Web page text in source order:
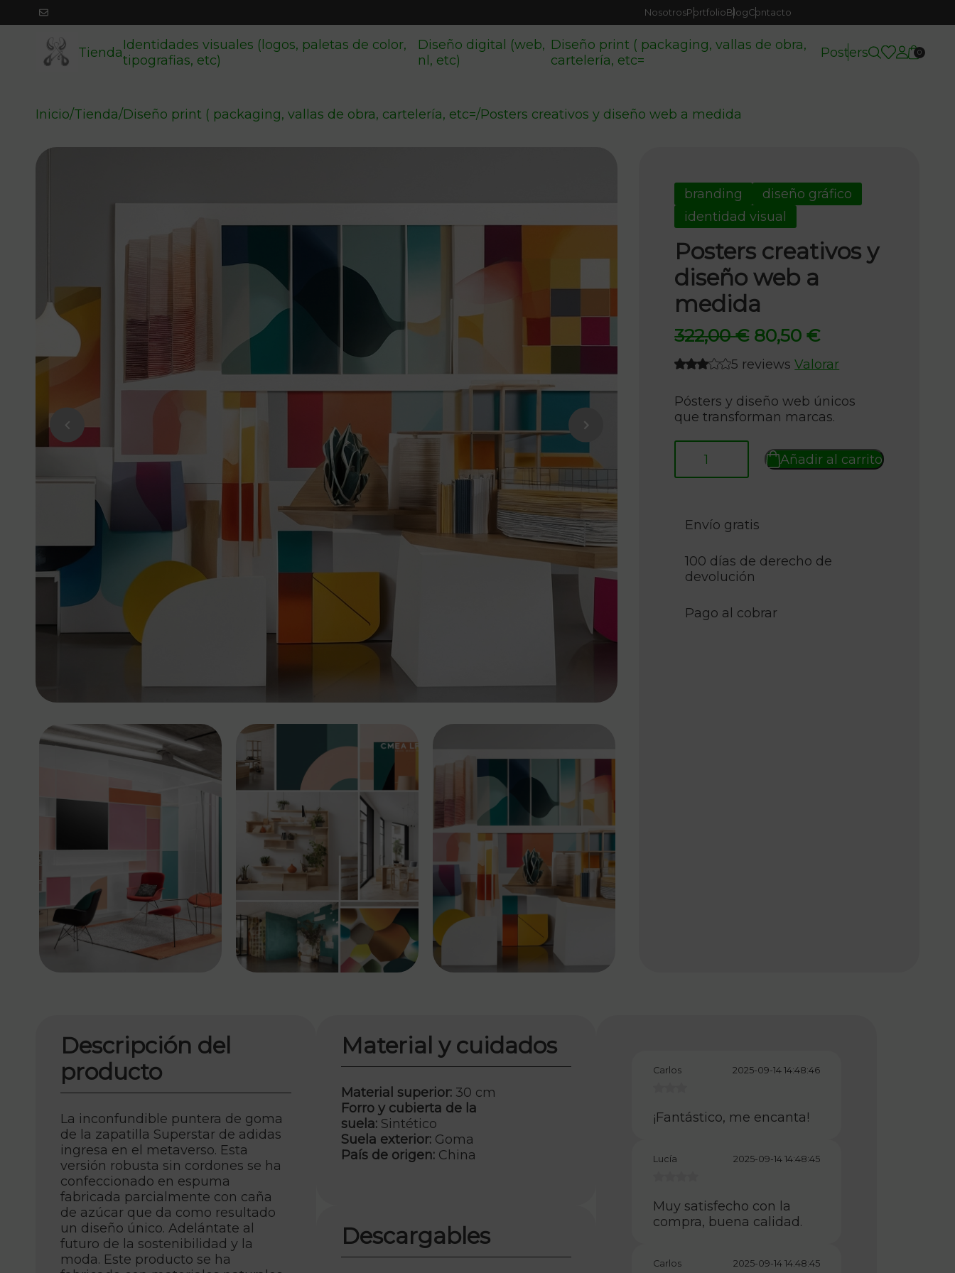
NosotrosPortfolioBlogContacto
TiendaIdentidades visuales (logos, paletas de color,
tipografias, etc)
Diseño digital (web,
nl, etc)
Diseño print ( packaging, vallas de obra,
cartelería, etc=
Posters 0
Inicio/Tienda/Diseño print ( packaging, vallas de obra, cartelería, etc=/Posters creativos y diseño web a medida
branding
diseño gráfico
identidad visual
Posters creativos y
diseño web a
medida
322,00€ El
precio
original
era:
322,00 €.
80,50€El
precio
actual
es:
80,50 €.
5 reviewsValorar
Pósters y diseño web únicos
que transforman marcas.
Añadir al carrito
Envío gratis
100 días de derecho de
devolución
Pago al cobrar
Descripción del
producto
La inconfundible puntera de goma
de la zapatilla Superstar de adidas
ingresa en el metaverso. Esta
versión robusta sin cordones se ha
confeccionado en espuma
fabricada parcialmente con caña
de azúcar que da como resultado
un diseño único. Adelántate al
futuro de la sostenibilidad y la
moda. Este producto se ha
Material y cuidados
Material superior:30 cm
Forro y cubierta de la
suela:Sintético
Suela exterior:Goma
País de origen:China
Descargables
Carlos 2025-09-14 14:48:46
¡Fantástico, me encanta!
Lucía 2025-09-14 14:48:45
Muy satisfecho con la
compra, buena calidad.
Carlos 2025-09-14 14:48:45